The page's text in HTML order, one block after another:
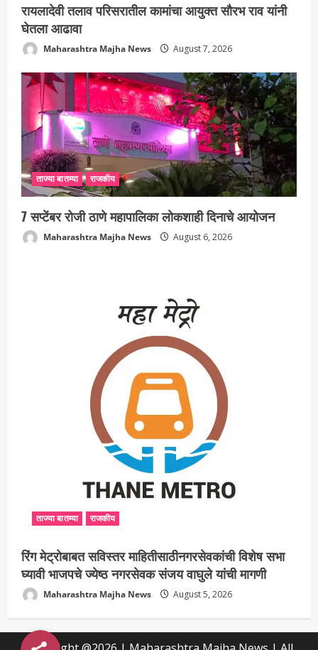
रायलादेवी तलाव परिसरातील कामांचा आयुक्त सौरभ राव यांनी
घेतला आढावा
Maharashtra Majha News August 7, 2026
ताज्या बातम्या राजकीय
7 सप्टेंबर रोजी ठाणे महापालिका लोकशाही दिनाचे आयोजन
Maharashtra Majha News August 6, 2026
ताज्या बातम्या राजकीय
रिंग मेट्रोबाबत सविस्तर माहितीसाठीनगरसेवकांची विशेष सभा
घ्यावी भाजपचे ज्येष्ठ नगरसेवक संजय वाघुले यांची मागणी
Maharashtra Majha News August 5, 2026